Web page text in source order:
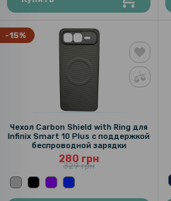
-15%
Чехол Carbon Shield with Ring для
Infinix Smart 10 Plus с поддержкой
беспроводной зарядки
280 грн
329 грн